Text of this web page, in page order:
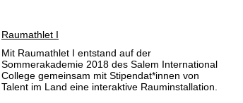
Mit Raumathlet I entstand auf der
Sommerakademie 2018 des Salem International
College gemeinsam mit Stipendat*innen von
Talent im Land eine interaktive Rauminstallation.
Raumathlet I